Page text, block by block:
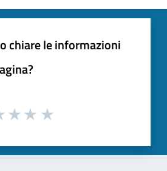
chiare le informazioni